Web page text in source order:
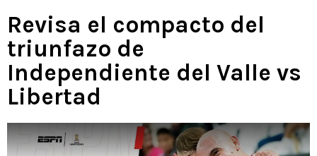
Revisa el compacto del
triunfazo de
Independiente del Valle vs
Libertad